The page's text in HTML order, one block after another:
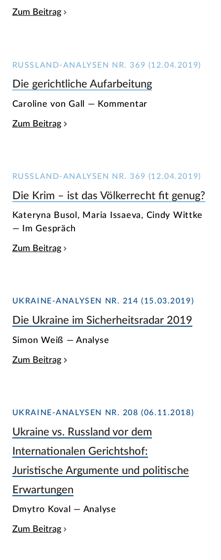
Zum Beitrag
RUSSLAND-ANALYSEN NR. 369 (12.04.2019)
Die gerichtliche Aufarbeitung
Caroline von Gall — Kommentar
Zum Beitrag
RUSSLAND-ANALYSEN NR. 369 (12.04.2019)
Die Krim – ist das Völkerrecht fit genug?
Kateryna Busol, Maria Issaeva, Cindy Wittke
— Im Gespräch
Zum Beitrag
UKRAINE-ANALYSEN NR. 214 (15.03.2019)
Die Ukraine im Sicherheitsradar 2019
Simon Weiß — Analyse
Zum Beitrag
UKRAINE-ANALYSEN NR. 208 (06.11.2018)
Ukraine vs. Russland vor dem
Internationalen Gerichtshof:
Juristische Argumente und politische
Erwartungen
Dmytro Koval — Analyse
Zum Beitrag